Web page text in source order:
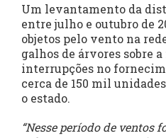
Um levantamento da
entre julho e outubro de
objetos pelo vento na
galhos de árvores sobre
interrupções no
cerca de 150 mil
o estado.
“Nesse período de ventos